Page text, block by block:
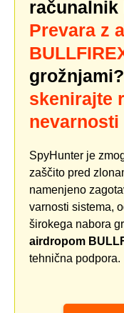
računalnik
Prevara z
grožnjami?
skenirajte
nevarnosti
SpyHunter je
zaščito pred
namenjeno
varnosti sistema,
širokega nabora
airdropom
tehnična podpora.